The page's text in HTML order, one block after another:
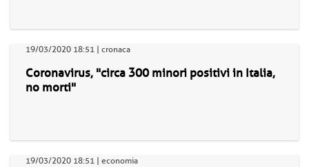
19/03/2020 18:51 | cronaca
Coronavirus, "circa 300 minori positivi in Italia,
no morti"
19/03/2020 18:51 | economia